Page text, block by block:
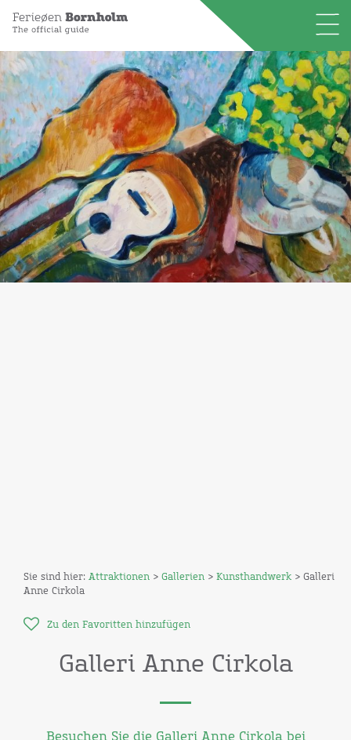
Sie sind hier: Attraktionen > Gallerien > Kunsthandwerk > Galleri
Anne Cirkola
Zu den Favoritten hinzufügen
Galleri Anne Cirkola
Besuchen Sie die Galleri Anne Cirkola bei